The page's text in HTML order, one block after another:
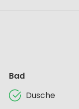
Bad
Dusche